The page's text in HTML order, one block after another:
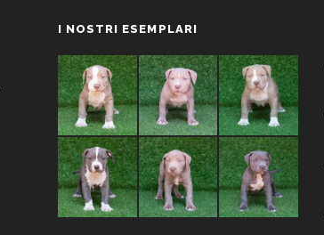
I NOSTRI ESEMPLARI